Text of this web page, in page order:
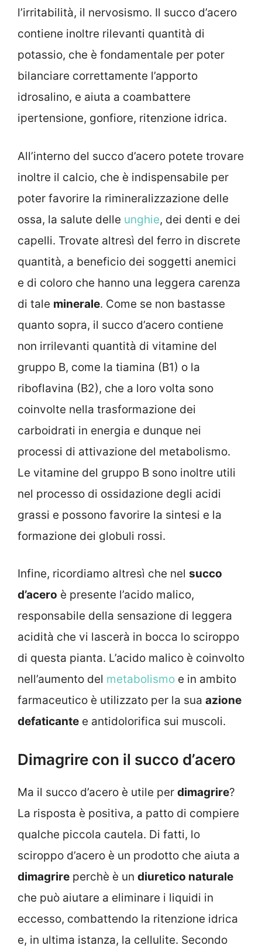
l’irritabilità, il nervosismo. Il succo d’acero
contiene inoltre rilevanti quantità di
potassio, che è fondamentale per poter
bilanciare correttamente l’apporto
idrosalino, e aiuta a coambattere
ipertensione, gonfiore, ritenzione idrica.
All’interno del succo d’acero potete trovare
inoltre il calcio, che è indispensabile per
poter favorire la rimineralizzazione delle
ossa, la salute delle unghie, dei denti e dei
capelli. Trovate altresì del ferro in discrete
quantità, a beneficio dei soggetti anemici
e di coloro che hanno una leggera carenza
di tale minerale. Come se non bastasse
quanto sopra, il succo d’acero contiene
non irrilevanti quantità di vitamine del
gruppo B, come la tiamina (B1) o la
riboflavina (B2), che a loro volta sono
coinvolte nella trasformazione dei
carboidrati in energia e dunque nei
processi di attivazione del metabolismo.
Le vitamine del gruppo B sono inoltre utili
nel processo di ossidazione degli acidi
grassi e possono favorire la sintesi e la
formazione dei globuli rossi.
Infine, ricordiamo altresì che nel succo
d’acero è presente l’acido malico,
responsabile della sensazione di leggera
acidità che vi lascerà in bocca lo sciroppo
di questa pianta. L’acido malico è coinvolto
nell’aumento del metabolismo e in ambito
farmaceutico è utilizzato per la sua azione
defaticante e antidolorifica sui muscoli.
Dimagrire con il succo d’acero
Ma il succo d’acero è utile per dimagrire?
La risposta è positiva, a patto di compiere
qualche piccola cautela. Di fatti, lo
sciroppo d’acero è un prodotto che aiuta a
dimagrire perchè è un diuretico naturale
che può aiutare a eliminare i liquidi in
eccesso, combattendo la ritenzione idrica
e, in ultima istanza, la cellulite. Secondo